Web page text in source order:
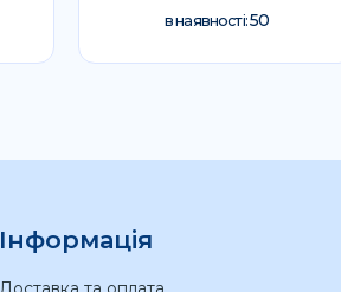
в наявності:50
Інформація